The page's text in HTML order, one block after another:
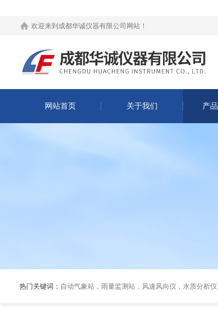
欢迎来到 成都华诚仪器有限公司网站 ！
网站首页 关于我们 产
热门关键词： 自动气象站，雨量监测站，风速风向仪，水质分析